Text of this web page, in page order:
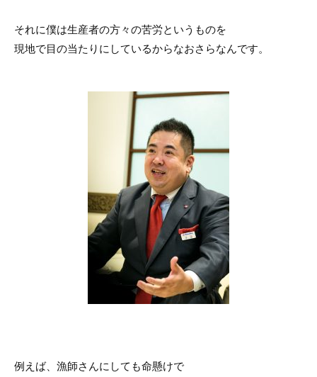
それに僕は生産者の方々の苦労というものを
現地で目の当たりにしているからなおさらなんです。
例えば、漁師さんにしても命懸けで